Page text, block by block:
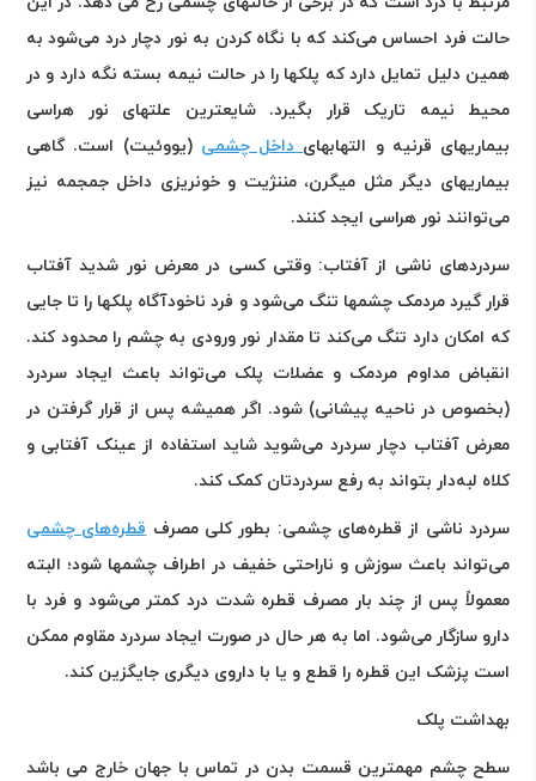
حالت فرد احساس می‌کند که با نگاه کردن به نور دچار درد می‌شود به
همین دلیل تمایل دارد که پلکها را در حالت نیمه بسته نگه دارد و در
محیط نیمه تاریک قرار بگیرد. شایعترین علتهای نور هراسی
بیماریهای قرنیه و التهابهایداخل چشمی (یووئیت) است. گاهی
بیماریهای دیگر مثل میگرن، مننژیت و خونریزی داخل جمجمه نیز
می‌توانند نور هراسی ایجد کنند.
سردردهای ناشی از آفتاب: وقتی کسی در معرض نور شدید آفتاب
قرار گیرد مردمک چشمها تنگ می‌شود و فرد ناخودآگاه پلکها را تا جایی
که امکان دارد تنگ می‌کند تا مقدار نور ورودی به چشم را محدود کند.
انقباض مداوم مردمک و عضلات پلک می‌تواند باعث ایجاد سردرد
(بخصوص در ناحیه پیشانی) شود. اگر همیشه پس از قرار گرفتن در
معرض آفتاب دچار سردرد می‌شوید شاید استفاده از عینک آفتابی و
کلاه لبه‌دار بتواند به رفع سردردتان کمک کند.
سردرد ناشی از قطره‌های چشمی: بطور کلی مصرفقطره‌های چشمی
می‌تواند باعث سوزش و ناراحتی خفیف در اطراف چشمها شود؛ البته
معمولاً پس از چند بار مصرف قطره شدت درد کمتر می‌شود و فرد با
دارو سازگار می‌شود. اما به هر حال در صورت ایجاد سردرد مقاوم ممکن
است پزشک این قطره را قطع و یا با داروی دیگری جایگزین کند.
بهداشت پلک
سطح چشم مهمترین قسمت بدن در تماس با جهان خارج می باشد